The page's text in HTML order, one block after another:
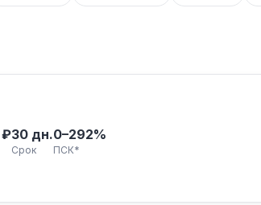
₽30 дн.
Срок
0–292%
ПСК*